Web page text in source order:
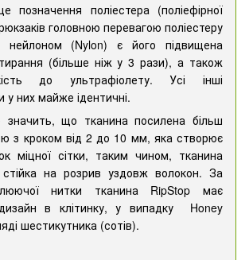
поліестера (поліефірної
головною перевагою поліестеру
нейлоном (Nylon) є його підвищена
(більше ніж у 3 рази), а також
до ультрафіолету. Усі інші
у них майже ідентичні.
що тканина посилена більш
з кроком від 2 до 10 мм, яка створює
міцної сітки, таким чином, тканина
на розрив уздовж волокон. За
нитки тканина RipStop має
дизайн в клітинку, у випадку Honey
шестикутника (сотів).